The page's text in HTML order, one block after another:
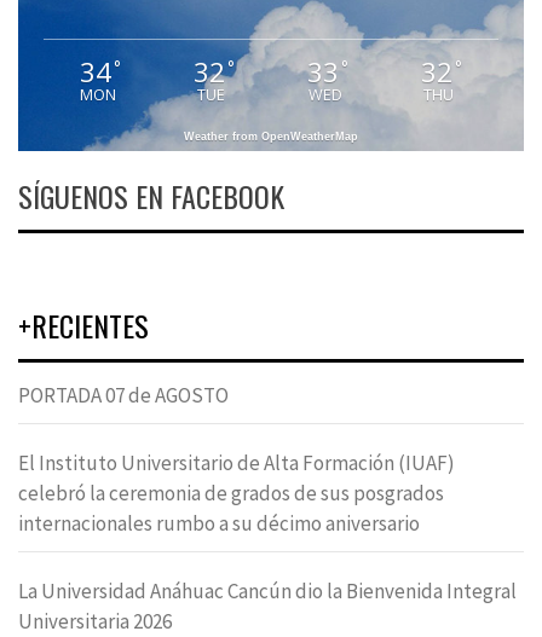
34°
MON
32°
TUE
33 °
WED
32 °
THU
Weather from OpenWeatherMap
SÍGUENOS EN FACEBOOK
+RECIENTES
PORTADA 07 de AGOSTO
El Instituto Universitario de Alta Formación (IUAF)
celebró la ceremonia de grados de sus posgrados
internacionales rumbo a su décimo aniversario
La Universidad Anáhuac Cancún dio la Bienvenida Integral
Universitaria 2026